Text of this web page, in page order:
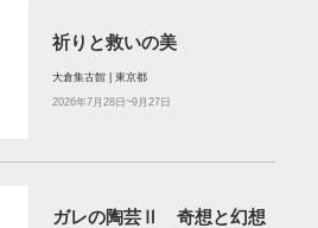
祈りと救いの美
大倉集古館 | 東京都
2026年7月28日~9月27日
ガレの陶芸Ⅱ 奇想と幻想